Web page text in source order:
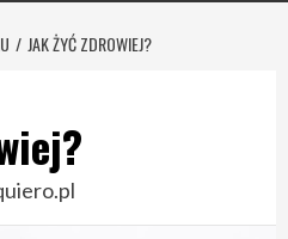
JAK ŻYĆ ZDROWIEJ?